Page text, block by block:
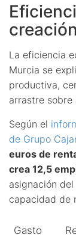
La eficiencia
Murcia se
productiva,
arrastre
Según el
de Grupo
euros de
crea 12,5
asignación
capacidad de
Gasto